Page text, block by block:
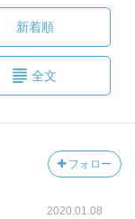
新着順
全文
フォロー
2020.01.08